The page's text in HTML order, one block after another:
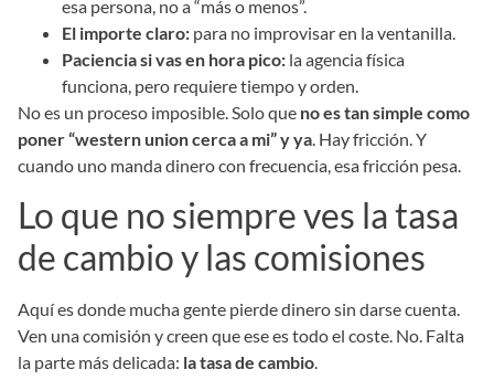
esa persona, no a “más o menos”.
El importe claro: para no improvisar en la ventanilla.
Paciencia si vas en hora pico: la agencia física
funciona, pero requiere tiempo y orden.
No es un proceso imposible. Solo que no es tan simple como
poner “western union cerca a mi” y ya . Hay fricción. Y
cuando uno manda dinero con frecuencia, esa fricción pesa.
Lo que no siempre ves la tasa
de cambio y las comisiones
Aquí es donde mucha gente pierde dinero sin darse cuenta.
Ven una comisión y creen que ese es todo el coste. No. Falta
la parte más delicada: la tasa de cambio.